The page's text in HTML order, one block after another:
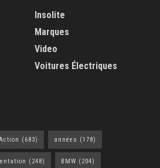
Insolite
Marques
Video
Voitures Électriques
(683) années (178)
(248) BMW (204)